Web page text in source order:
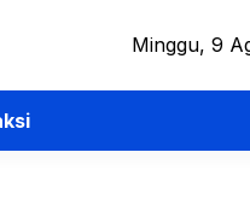
Minggu, 9